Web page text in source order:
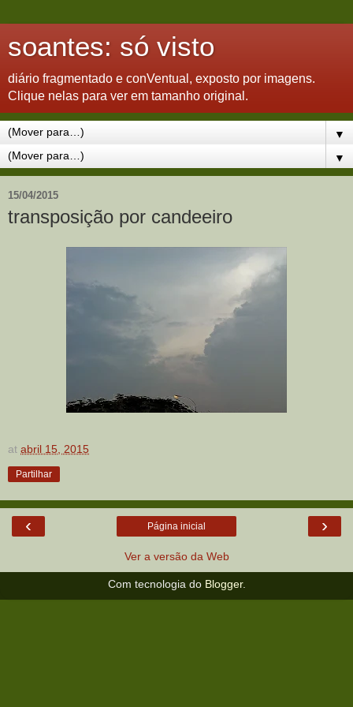
soantes: só visto
diário fragmentado e conVentual, exposto por imagens.
Clique nelas para ver em tamanho original.
▼
▼
15/04/2015
transposição por candeeiro
at abril 15, 2015
Partilhar
‹ ›
Página inicial
Ver a versão da Web
Com tecnologia do Blogger.